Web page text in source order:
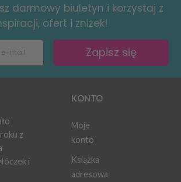
darmowy biuletyn i korzystaj z
ofert i zniżek!
Zapisz się
z
i
KONTO
Moje
konto
Książka
adresowa